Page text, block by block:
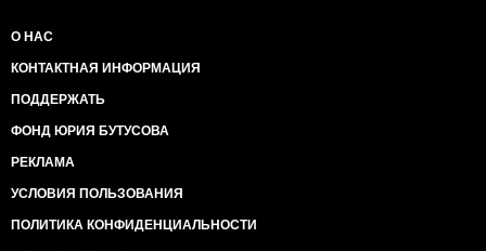
О НАС
КОНТАКТНАЯ ИНФОРМАЦИЯ
ПОДДЕРЖАТЬ
ФОНД ЮРИЯ БУТУСОВА
РЕКЛАМА
УСЛОВИЯ ПОЛЬЗОВАНИЯ
ПОЛИТИКА КОНФИДЕНЦИАЛЬНОСТИ